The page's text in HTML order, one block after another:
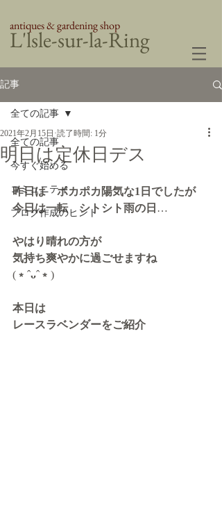
​L'lsle-sur-la-Ring
antiques & gardening shop
記事
全ての記事
今すぐ始める
コミュニティ
ブログ作成のヒント
全ての記事
明日は定休日デス
2021年2月15日 読了時間: 1分
昨日は　ポカポカ陽気な1日でしたが
今日は一転　シトシト雨の日 …
やはり晴れの方が
気持ち爽やかに過ごせますね
( ﹡ ˆᴗˆ ﹡ )
本日は
レースラベンダーをご紹介